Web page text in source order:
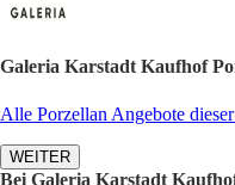
Galeria Karstadt Kaufhof
Alle Porzellan Angebote
WEITER
Bei Galeria Karstadt